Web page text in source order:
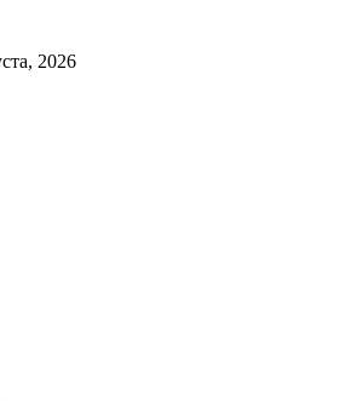
2026